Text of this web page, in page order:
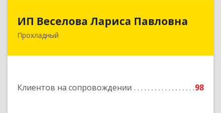
ИП Веселова Лариса Павловна
Прохладный
Клиентов на сопровождении 98